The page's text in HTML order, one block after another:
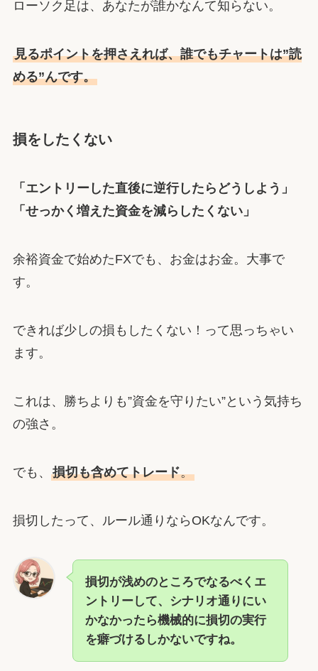
ローソク足は、あなたが誰かなんて知らない。
見るポイントを押さえれば、誰でもチャートは”読
める”んです。
損をしたくない
「エントリーした直後に逆行したらどうしよう」
「せっかく増えた資金を減らしたくない」
余裕資金で始めたFXでも、お金はお金。大事で
す。
できれば少しの損もしたくない！って思っちゃい
ます。
これは、勝ちよりも”資金を守りたい”という気持ち
の強さ。
でも、 損切も含めてトレード。
損切したって、ルール通りならOKなんです。
損切が浅めのところでなるべくエ
ントリーして、シナリオ通りにい
かなかったら機械的に損切の実行
を癖づけるしかないですね。